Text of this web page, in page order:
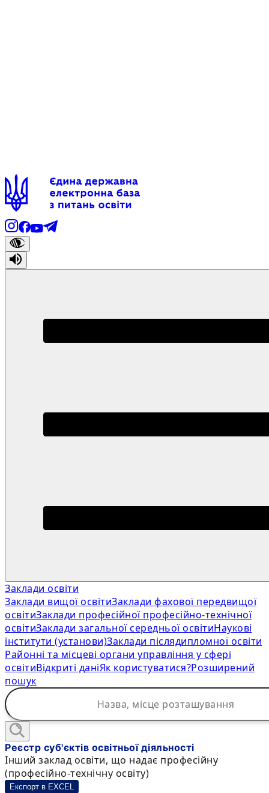
Заклади освіти
Заклади вищої освітиЗаклади фахової передвищої
освітиЗаклади професійної професійно-технічної
освітиЗаклади загальної середньої освітиНаукові
інститути (установи)Заклади післядипломної освіти
Районні та місцеві органи управління у сфері
освітиВідкриті даніЯк користуватися?Розширений
пошук
Реєстр суб'єктів освітньої діяльності
Інший заклад освіти, що надає професійну
(професійно-технічну освіту)
Експорт в EXCEL